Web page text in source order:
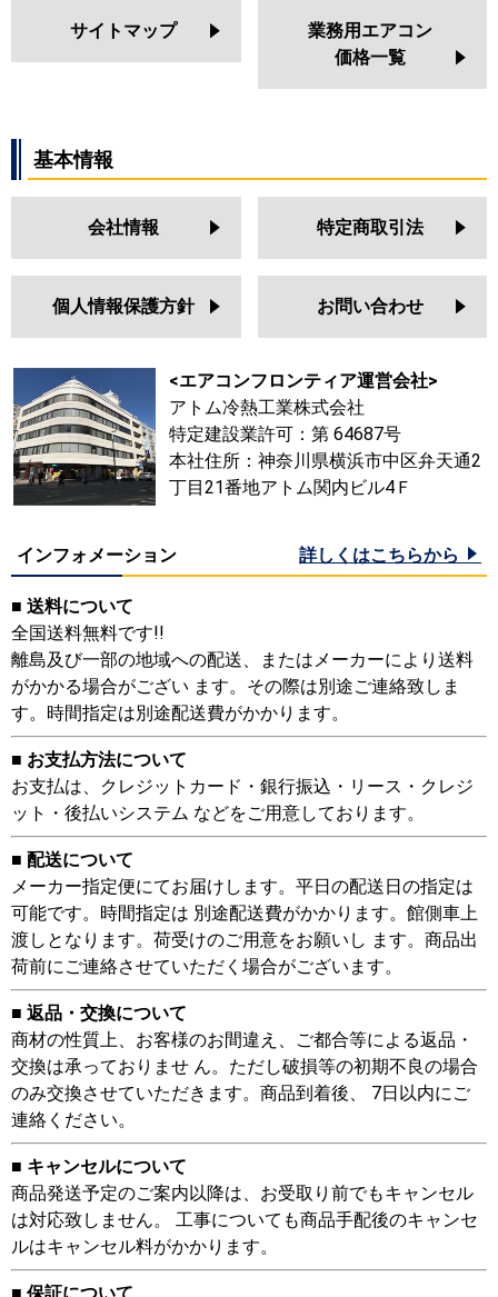
サイトマップ
業務用エアコン
価格一覧
基本情報
会社情報 特定商取引法
個人情報保護方針 お問い合わせ
<エアコンフロンティア運営会社>
アトム冷熱工業株式会社
特定建設業許可：第 64687号
本社住所：神奈川県横浜市中区弁天通2
丁目21番地アトム関内ビル4Ｆ
インフォメーション 詳しくはこちらから
■ 送料について
全国送料無料です!!
離島及び一部の地域への配送、またはメーカーにより送料
がかかる場合がござい ます。その際は別途ご連絡致しま
す。時間指定は別途配送費がかかります。
■ お支払方法について
お支払は、クレジットカード・銀行振込・リース・クレジ
ット・後払いシステム などをご用意しております。
■ 配送について
メーカー指定便にてお届けします。平日の配送日の指定は
可能です。時間指定は 別途配送費がかかります。館側車上
渡しとなります。荷受けのご用意をお願いし ます。商品出
荷前にご連絡させていただく場合がございます。
■ 返品・交換について
商材の性質上、お客様のお間違え、ご都合等による返品・
交換は承っておりませ ん。ただし破損等の初期不良の場合
のみ交換させていただきます。商品到着後、 7日以内にご
連絡ください。
■ キャンセルについて
商品発送予定のご案内以降は、お受取り前でもキャンセル
は対応致しません。 工事についても商品手配後のキャンセ
ルはキャンセル料がかかります。